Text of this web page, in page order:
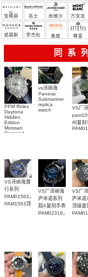
尼
宝格丽 名士 尚维沙 万宝龙
诺莫斯
罗杰杜 美度 尊皇
同系
PPM Rolex
Daytona
Hidden
Edition
Moissan
Diamond
vs沛纳海
Panerai
Submariner
replica
watch
VS厂
州复刻
VS沛纳海潜
行系列
PAM01563，
PAM1563顶
VS厂沛纳海
庐米诺系列
超A复刻手表
PAM02319，
VS厂
庐米诺
顶级复